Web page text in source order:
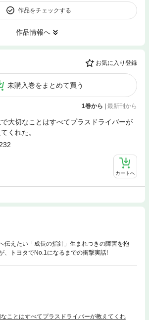
作品をチェックする
作品情報へ
お気に入り登録
未購入巻をまとめて買う
1巻から 最新刊から
で大切なことはすべてプラスドライバーが
くれた。
カートへ
伝えたい「成長の指針」生まれつきの障害を抱
、トヨタでNo.1になるまでの衝撃実話!
なことはすべてプラスドライバーが教えてくれ